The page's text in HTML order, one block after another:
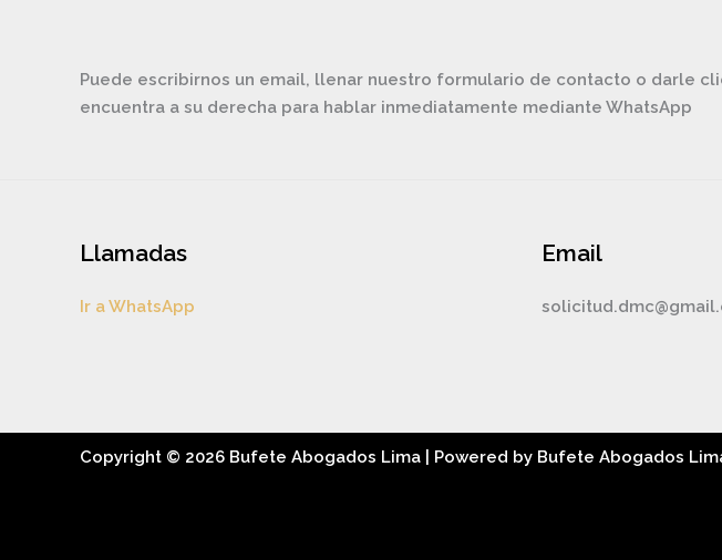
Puede escribirnos un email, llenar nuestro formulario de contacto o darle
encuentra a su derecha para hablar inmediatamente mediante WhatsApp
Llamadas
Ir a WhatsApp
Email
Copyright © 2026 Bufete Abogados Lima | Powered by Bufete Abogados